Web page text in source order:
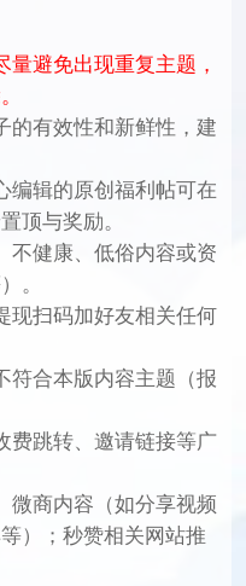
避免出现重复主题，
的有效性和新鲜性，建
编辑的原创福利帖可在
顶与奖励。
不健康、低俗内容或资
。
现扫码加好友相关任何
符合本版内容主题（报
费跳转、邀请链接等广
微商内容（如分享视频
）；秒赞相关网站推